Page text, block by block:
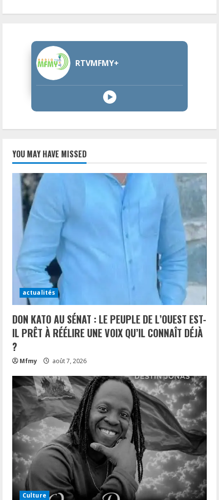
RTVMFMY+
YOU MAY HAVE MISSED
actualités
DON KATO AU SÉNAT : LE PEUPLE DE L’OUEST EST-
IL PRÊT À RÉÉLIRE UNE VOIX QU’IL CONNAÎT DÉJÀ
?
Mfmy août 7, 2026
Culture